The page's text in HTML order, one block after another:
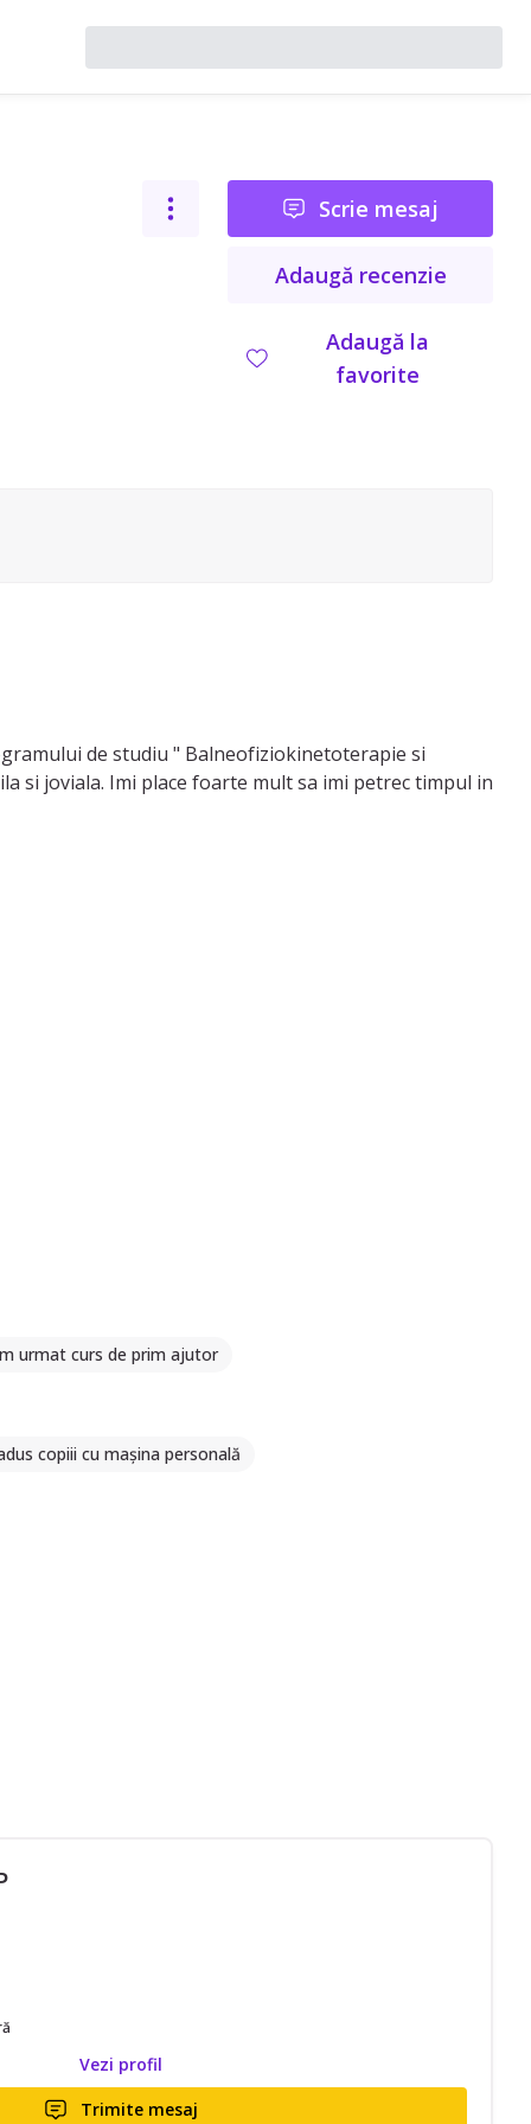
Scrie mesaj
Adaugă recenzie
Adaugă la
favorite
de studiu " Balneofiziokinetoterapie si
si joviala. Imi place foarte mult sa imi petrec timpul in
urmat curs de prim ajutor
copiii cu mașina personală
Vezi profil
Trimite mesaj